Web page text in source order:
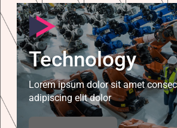
Technology
Lorem ipsum dolor sit amet
adipiscing elit dolor